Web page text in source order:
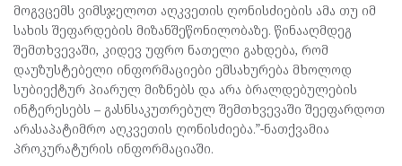
მოგვცემს ვიმსჯელოთ აღკვეთის ღონისძიების ამა თუ იმ
სახის შეფარდების მიზანშეწონილობაზე. წინააღმდეგ
შემთხვევაში, კიდევ უფრო ნათელი გახდება, რომ
დაუზუსტებელი ინფორმაციები ემსახურება მხოლოდ
სუბიექტურ პიარულ მიზნებს და არა ბრალდებულების
ინტერესებს – გასნსაკუთრებულ შემთხვევაში შეეფარდოთ
არასაპატიმრო აღკვეთის ღონისძიება.”-ნათქვამია
პროკურატურის ინფორმაციაში.